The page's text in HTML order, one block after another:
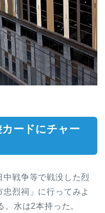
ードにチャー
戦争等で戦没した烈
烈祠」に行ってみよ
水は2本持った。